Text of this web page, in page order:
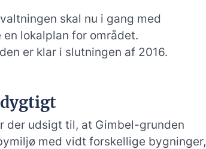
skal nu i gang med
lokalplan for området.
er klar i slutningen af 2016.
der udsigt til, at Gimbel-grunden
med vidt forskellige bygninger,